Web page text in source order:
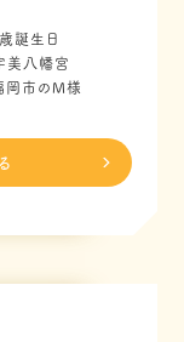
歳誕生日
美八幡宮
岡市のM様